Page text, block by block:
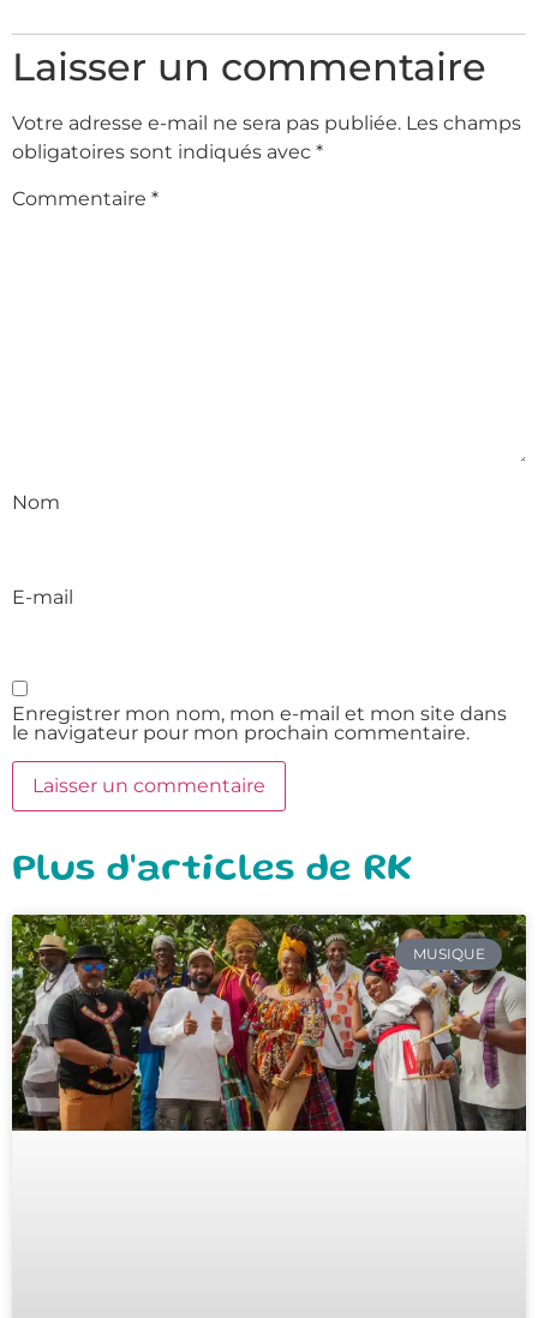
Laisser un commentaire
Votre adresse e-mail ne sera pas publiée. Les champs
obligatoires sont indiqués avec *
Commentaire *
Nom
E-mail
Enregistrer mon nom, mon e-mail et mon site dans
le navigateur pour mon prochain commentaire.
Plus d'articles de RK
MUSIQUE